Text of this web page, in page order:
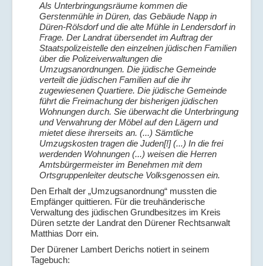
Als Unterbringungsräume kommen die
Gerstenmühle in Düren, das Gebäude Napp in
Düren-Rölsdorf und die alte Mühle in Lendersdorf in
Frage. Der Landrat übersendet im Auftrag der
Staatspolizeistelle den einzelnen jüdischen Familien
über die Polizeiverwaltungen die
Umzugsanordnungen. Die jüdische Gemeinde
verteilt die jüdischen Familien auf die ihr
zugewiesenen Quartiere. Die jüdische Gemeinde
führt die Freimachung der bisherigen jüdischen
Wohnungen durch. Sie überwacht die Unterbringung
und Verwahrung der Möbel auf den Lägern und
mietet diese ihrerseits an. (...) Sämtliche
Umzugskosten tragen die Juden[!] (...) In die frei
werdenden Wohnungen (...) weisen die Herren
Amtsbürgermeister im Benehmen mit dem
Ortsgruppenleiter deutsche Volksgenossen ein.
Den Erhalt der „Umzugsanordnung“ mussten die
Empfänger quittieren. Für die treuhänderische
Verwaltung des jüdischen Grundbesitzes im Kreis
Düren setzte der Landrat den Dürener Rechtsanwalt
Matthias Dorr ein.
Der Dürener Lambert Derichs notiert in seinem
Tagebuch: